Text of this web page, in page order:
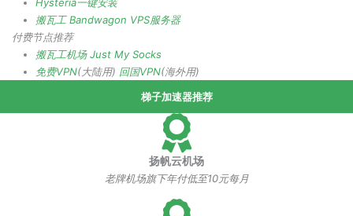
Hysteria一键安装
搬瓦工 Bandwagon VPS服务器
付费节点推荐
搬瓦工机场 Just My Socks
免费VPN(大陆用) 回国VPN(海外用)
梯子加速器推荐
扬帆云机场
老牌机场旗下年付低至10元每月